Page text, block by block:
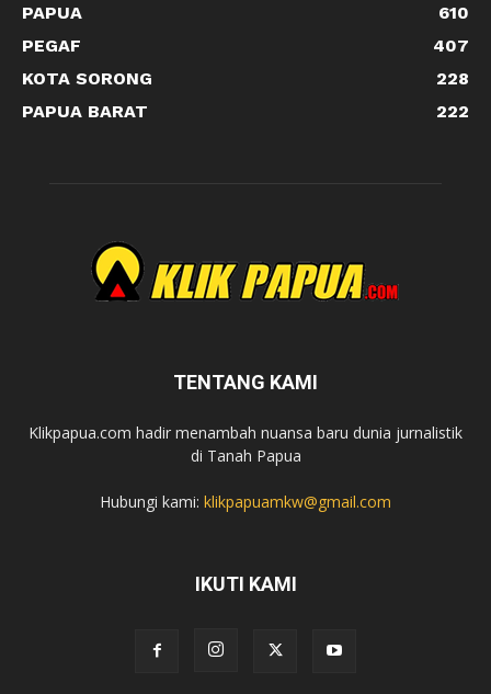
PAPUA
610
PEGAF
407
KOTA SORONG
228
PAPUA BARAT
222
TENTANG KAMI
Klikpapua.com hadir menambah nuansa baru dunia jurnalistik
di Tanah Papua
Hubungi kami: klikpapuamkw@gmail.com
IKUTI KAMI